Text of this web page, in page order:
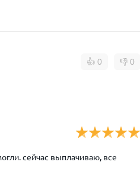
👍 0 👎 0
сейчас выплачиваю, все